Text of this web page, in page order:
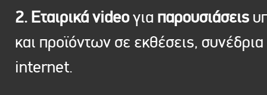
2. Εταιρικά videoγια παρουσιάσεις
και προϊόντων σε εκθέσεις, συνέδρια
internet.